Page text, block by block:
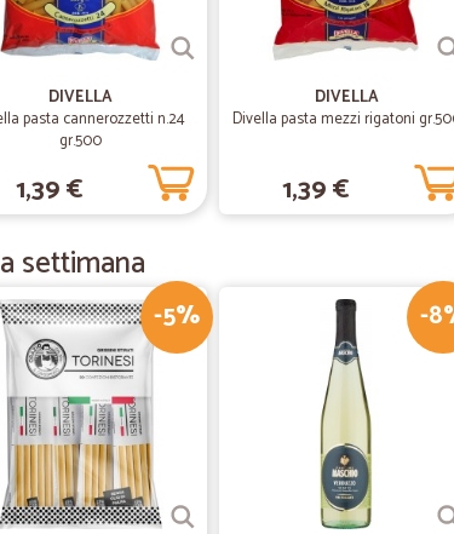
Consegna un po' lunga
Consegna un po' lunga, per il resto tutto ok
Prezzi buoni, tempi di consegna regolari servizio impeccabile e
—Matteo S.
Spedizione veloce e materiale…
Spedizione veloce e materiale eccellente. Consiglio vivamente.
DIVELLA
pasta cannerozzetti n.24
gr.500
1,39 €
DIVELLA
Divella pasta mezzi rigatoni
1,39 €
settimana
-5% -